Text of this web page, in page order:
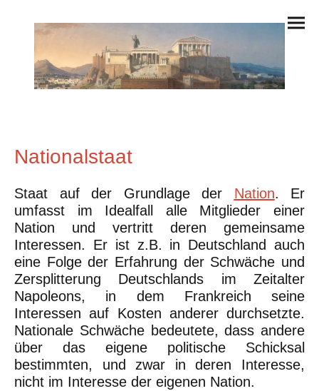
Nationalstaat
Staat auf der Grundlage der Nation. Er
umfasst im Idealfall alle Mitglieder einer
Nation und vertritt deren gemeinsame
Interessen. Er ist z.B. in Deutschland auch
eine Folge der Erfahrung der Schwäche und
Zersplitterung Deutschlands im Zeitalter
Napoleons, in dem Frankreich seine
Interessen auf Kosten anderer durchsetzte.
Nationale Schwäche bedeutete, dass andere
über das eigene politische Schicksal
bestimmten, und zwar in deren Interesse,
nicht im Interesse der eigenen Nation.